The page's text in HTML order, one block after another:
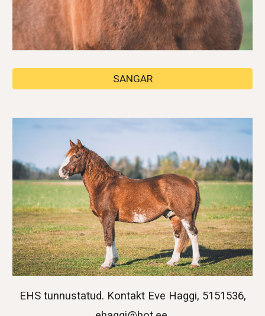
SANGAR
EHS tunnustatud. Kontakt Eve Haggi, 5151536,